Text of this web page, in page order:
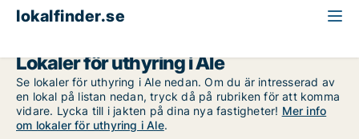
lokalfinder.se
Lokaler för uthyring i Ale
Se lokaler för uthyring i Ale nedan. Om du är intresserad av
en lokal på listan nedan, tryck då på rubriken för att komma
vidare. Lycka till i jakten på dina nya fastigheter! Mer info
om lokaler för uthyring i Ale.